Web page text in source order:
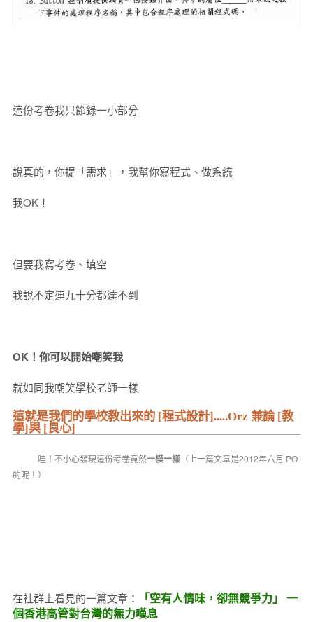
這份考卷我只節錄一小部分
說真的，你提「需求」，我幫你寫程式、做系統
我OK！
但要我寫考卷、填空
我說不定連九十分都達不到
OK！你可以開始嘲笑我
就如同我嘲笑學校老師一樣
這就是我們的學校教出來的 [程式設計].....Orz 兼論 [教
學]與 [良心]
哇！不小心發現這份考卷竟然一模一樣（上一篇文章是2012年六月 PO
的呢！）
在社群上看見的一篇文章：
「空有人情味，卻無競爭力」 一
個香港高管對台灣的無力嘆息